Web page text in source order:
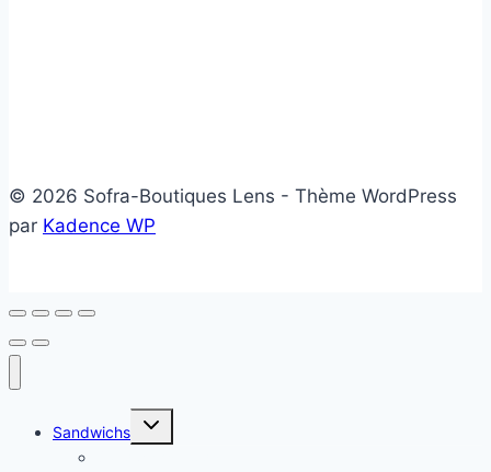
© 2026 Sofra-Boutiques Lens - Thème WordPress
par Kadence WP
Sandwichs
Ouvrir/fermer